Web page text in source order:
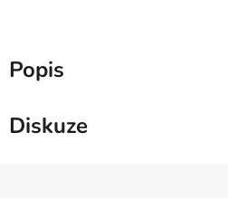
Popis
Diskuze